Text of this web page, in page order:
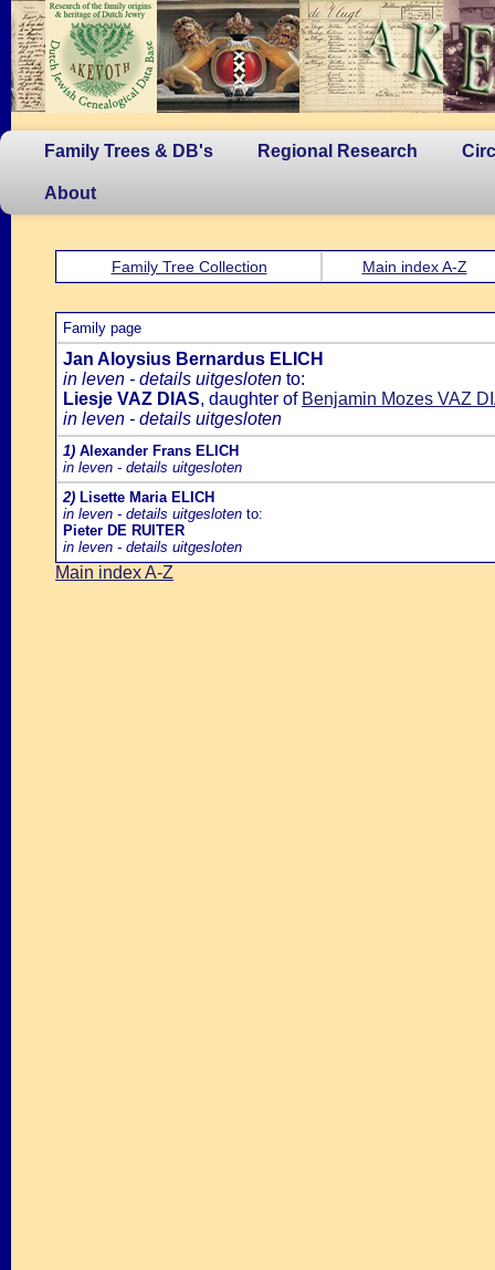
Family Trees & DB's Regional Research
About
Family Tree Collection Main index A-Z
Family page
Jan Aloysius Bernardus ELICH
in leven - details uitgesloten to:
Liesje VAZ DIAS, daughter of Benjamin Mozes VAZ
in leven - details uitgesloten
1) Alexander Frans ELICH
in leven - details uitgesloten
2) Lisette Maria ELICH
in leven - details uitgesloten to:
Pieter DE RUITER
in leven - details uitgesloten
Main index A-Z